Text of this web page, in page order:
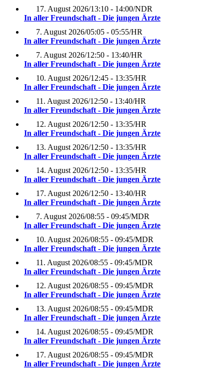
17. August 2026/13:10 - 14:00/NDR
In aller Freundschaft - Die jungen Ärzte
7. August 2026/05:05 - 05:55/HR
In aller Freundschaft - Die jungen Ärzte
7. August 2026/12:50 - 13:40/HR
In aller Freundschaft - Die jungen Ärzte
10. August 2026/12:45 - 13:35/HR
In aller Freundschaft - Die jungen Ärzte
11. August 2026/12:50 - 13:40/HR
In aller Freundschaft - Die jungen Ärzte
12. August 2026/12:50 - 13:35/HR
In aller Freundschaft - Die jungen Ärzte
13. August 2026/12:50 - 13:35/HR
In aller Freundschaft - Die jungen Ärzte
14. August 2026/12:50 - 13:35/HR
In aller Freundschaft - Die jungen Ärzte
17. August 2026/12:50 - 13:40/HR
In aller Freundschaft - Die jungen Ärzte
7. August 2026/08:55 - 09:45/MDR
In aller Freundschaft - Die jungen Ärzte
10. August 2026/08:55 - 09:45/MDR
In aller Freundschaft - Die jungen Ärzte
11. August 2026/08:55 - 09:45/MDR
In aller Freundschaft - Die jungen Ärzte
12. August 2026/08:55 - 09:45/MDR
In aller Freundschaft - Die jungen Ärzte
13. August 2026/08:55 - 09:45/MDR
In aller Freundschaft - Die jungen Ärzte
14. August 2026/08:55 - 09:45/MDR
In aller Freundschaft - Die jungen Ärzte
17. August 2026/08:55 - 09:45/MDR
In aller Freundschaft - Die jungen Ärzte